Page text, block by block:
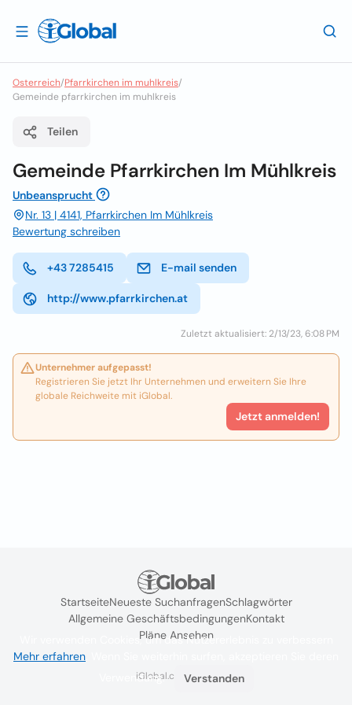
Osterreich/Pfarrkirchen im muhlkreis/
Gemeinde pfarrkirchen im muhlkreis
Teilen
Gemeinde Pfarrkirchen Im Mühlkreis
Unbeansprucht
Nr. 13 | 4141, Pfarrkirchen Im Mühlkreis
Bewertung schreiben
+43 7285415 E-mail senden
http://www.pfarrkirchen.at
Zuletzt aktualisiert: 2/13/23, 6:08 PM
Unternehmer aufgepasst!
Registrieren Sie jetzt Ihr Unternehmen und erweitern Sie Ihre
globale Reichweite mit iGlobal.
Jetzt anmelden!
StartseiteNeueste SuchanfragenSchlagwörter
Allgemeine GeschäftsbedingungenKontakt
Pläne Ansehen
iGlobal.co @ 2024
Wir verwenden Cookies, um das Nutzererlebnis zu verbessern
Mehr erfahren
Verwendung.
Verstanden